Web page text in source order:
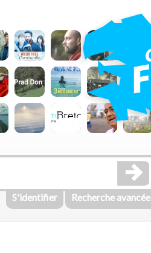
S'identifier Recherche avancée